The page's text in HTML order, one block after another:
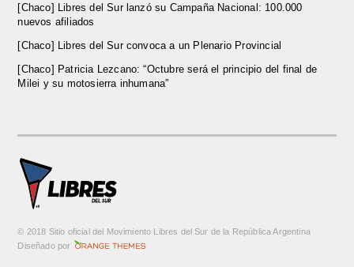
[Chaco] Libres del Sur lanzó su Campaña Nacional: 100.000
nuevos afiliados
[Chaco] Libres del Sur convoca a un Plenario Provincial
[Chaco] Patricia Lezcano: “Octubre será el principio del final de
Milei y su motosierra inhumana”
© 2018 Sitio oficial del Movimiento Libres del Sur de la República Argentina
Diseñado por